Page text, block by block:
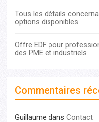
Tous les détails
options disponibles
Offre EDF pour
des PME et industriels
Commentaires
Guillaume dans Contact